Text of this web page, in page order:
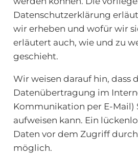
Datenschutzerklärung
wir erheben und wofür wir
erläutert auch, wie und zu
geschieht.
Wir weisen darauf hin, dass
Datenübertragung im
Kommunikation per E-Mail)
aufweisen kann. Ein
Daten vor dem Zugriff
möglich.